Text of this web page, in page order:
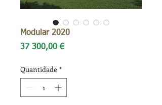
Modular 2020
37 300,00 €Preço
Quantidade *